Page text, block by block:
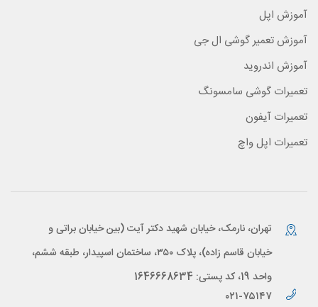
آموزش اپل
آموزش تعمیر گوشی ال جی
آموزش اندروید
تعمیرات گوشی سامسونگ
تعمیرات آیفون
تعمیرات اپل واچ
تهران، نارمک، خیابان شهید دکتر آیت (بین خیابان براتی و
خیابان قاسم زاده)، پلاک ۳۵۰، ساختمان اسپیدار، طبقه ششم،
واحد 19، کد پستی: 1646668634
۰۲۱-۷۵۱۴۷